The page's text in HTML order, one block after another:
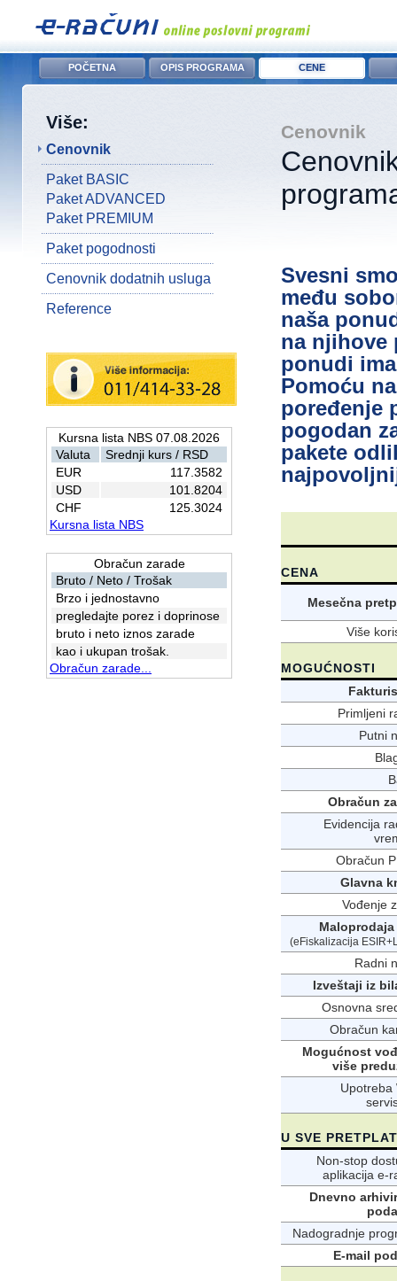
POČETNA OPIS PROGRAMA CENE
Više:
Cenovnik
Paket BASIC
Paket ADVANCED
Paket PREMIUM
Paket pogodnosti
Cenovnik dodatnih usluga
Reference
Kursna lista NBS 07.08.2026
Valuta
Srednji kurs / RSD
EUR
117.3582
USD
101.8204
CHF
125.3024
Kursna lista NBS
Obračun zarade
Bruto / Neto / Trošak
Brzo i jednostavno
pregledajte porez i doprinose
bruto i neto iznos zarade
kao i ukupan trošak.
Obračun zarade...
Cenovnik
Svesni
među
naša
na njihove
ponudi
Pomoću
poređenje
pogodan
pakete
CENA
Mesečna
Više
MOGUĆNOSTI
Primljeni
Putni
Obračun
Evidencija
Obračun
Glavna
Vođenje
Maloprodaja
(eFiskalizacija
Radni
Izveštaji iz
Osnovna
Obračun
Mogućnost
više
Upotreba
U SVE
Non-stop
aplikacija e-
Dnevno
Nadogradnje
E-mail